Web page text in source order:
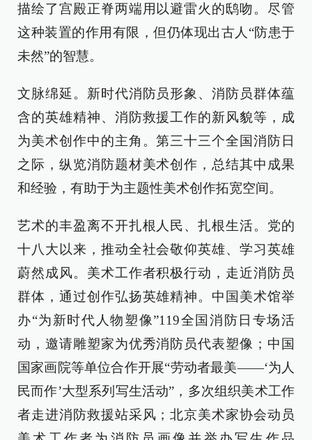
描绘了宫殿正脊两端用以避雷火的鸱吻。尽管
这种装置的作用有限，但仍体现出古人“防患于
未然”的智慧。
文脉绵延。新时代消防员形象、消防员群体蕴
含的英雄精神、消防救援工作的新风貌等，成
为美术创作中的主角。第三十三个全国消防日
之际，纵览消防题材美术创作，总结其中成果
和经验，有助于为主题性美术创作拓宽空间。
艺术的丰盈离不开扎根人民、扎根生活。党的
十八大以来，推动全社会敬仰英雄、学习英雄
蔚然成风。美术工作者积极行动，走近消防员
群体，通过创作弘扬英雄精神。中国美术馆举
办“为新时代人物塑像”119全国消防日专场活
动，邀请雕塑家为优秀消防员代表塑像；中国
国家画院等单位合作开展“劳动者最美——‘为人
民而作’大型系列写生活动”，多次组织美术工作
者走进消防救援站采风；北京美术家协会动员